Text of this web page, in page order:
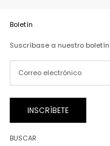
Boletín
Suscríbase a nuestro
INSCRÍBETE
BUSCAR